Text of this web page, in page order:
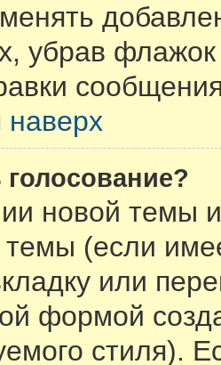
убрав
наверх
голосование?
новой темы
(если
или
формой
стиля).